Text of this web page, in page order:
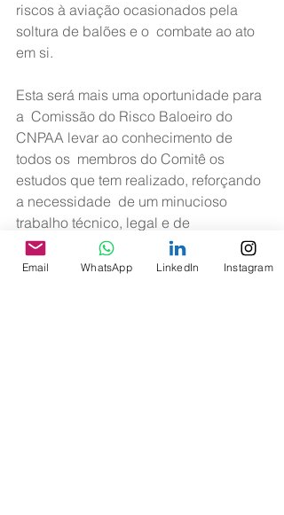
riscos à aviação ocasionados pela
soltura de balões e o  combate ao ato
em si.
Esta será mais uma oportunidade para
a  Comissão do Risco Baloeiro do
CNPAA levar ao conhecimento de
todos os  membros do Comitê os
estudos que tem realizado, reforçando
a necessidade  de um minucioso
trabalho técnico, legal e de
conscientização visando  inibir a
prática.
Email WhatsApp LinkedIn Instagram